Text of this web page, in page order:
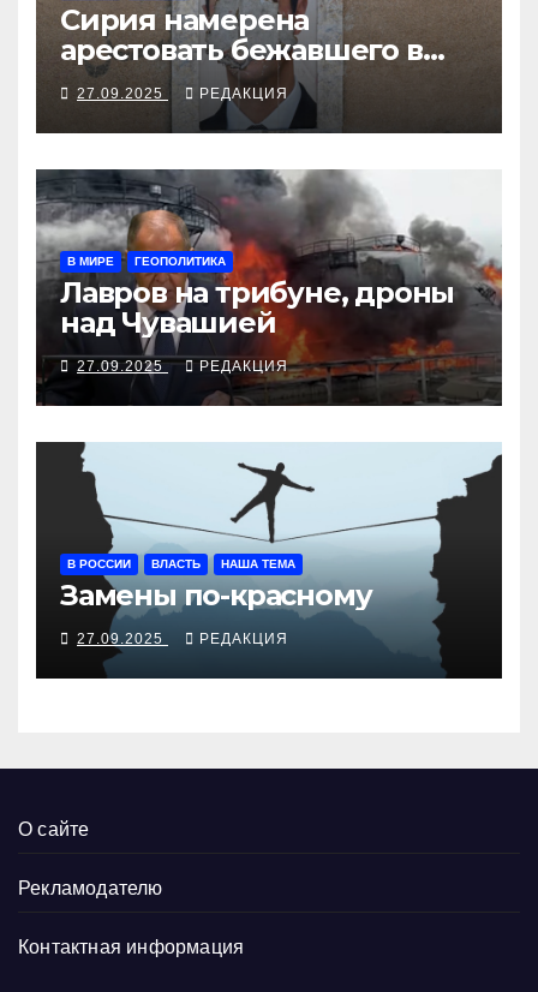
Сирия намерена
арестовать бежавшего в
Москву экс-диктатора
27.09.2025 РЕДАКЦИЯ
В МИРЕ ГЕОПОЛИТИКА
Лавров на трибуне, дроны
над Чувашией
27.09.2025 РЕДАКЦИЯ
В РОССИИ ВЛАСТЬ НАША ТЕМА
Замены по-красному
27.09.2025 РЕДАКЦИЯ
О сайте
Рекламодателю
Контактная информация